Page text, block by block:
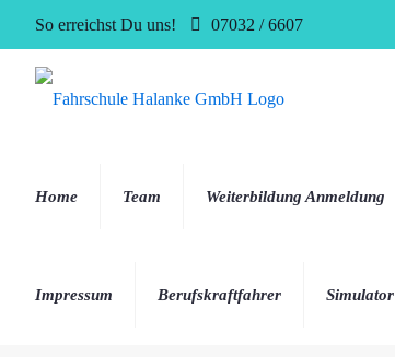
So erreichst Du uns! 07032 / 6607
Home Team Weiterbildung Anmeldung
Impressum Berufskraftfahrer Simulator